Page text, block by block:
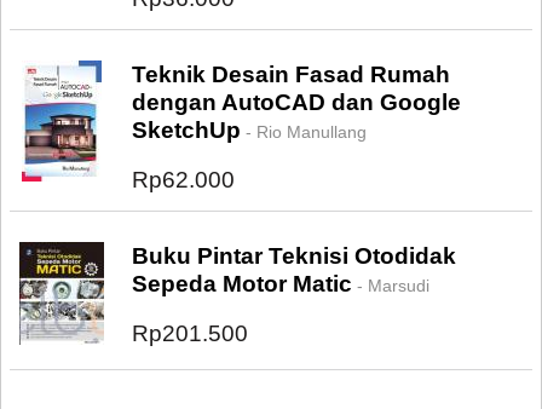
Teknik Desain Fasad Rumah
dengan AutoCAD dan Google
SketchUp - Rio Manullang
Rp62.000
Buku Pintar Teknisi Otodidak
Sepeda Motor Matic - Marsudi
Rp201.500